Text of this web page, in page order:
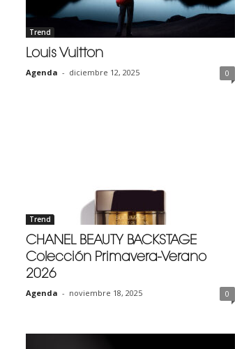
Trend
Louis Vuitton
Agenda - diciembre 12, 2025 0
Trend
CHANEL BEAUTY BACKSTAGE
Colección Primavera-Verano
2026
Agenda - noviembre 18, 2025 0